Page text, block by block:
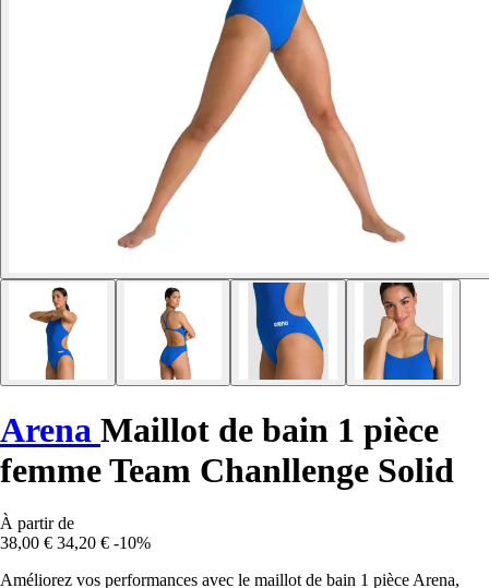
Arena Maillot de bain 1 pièce
femme Team Chanllenge Solid
À partir de
38,00 € 34,20 € -10%
Améliorez vos performances avec le maillot de bain 1 pièce Arena,